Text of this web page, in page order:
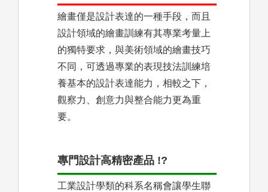
繪畫僅是設計表達的一種手段，而且
設計領域的繪畫訓練有其專業考量上
的獨特要求，與美術領域的繪畫技巧
不同，可透過專業的表現技法訓練培
養基本的設計表達能力，相較之下，
觀察力、創意力與整合能力更為重
要。
專門設計高精密產品 !?
工業設計學類的科系名稱會讓學生聯